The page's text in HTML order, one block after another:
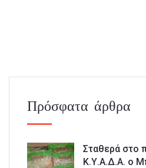
Πρόσφατα άρθρα
Σταθερά στο
Κ.Υ.Α.Δ.Α. ο